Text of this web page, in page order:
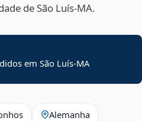
de São Luís‑MA.
em São Luís-MA
Alemanha